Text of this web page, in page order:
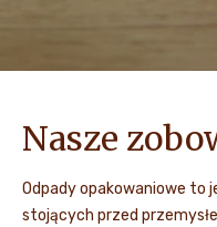
Nasze
Odpady opakowaniowe to
stojących przed